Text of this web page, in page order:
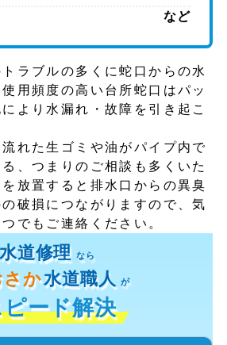
など
ラブルの多くに蛇口からの水
用頻度の高い台所蛇口はパッ
より水漏れ・故障を引き起こ
れた生ゴミや油がパイプ内で
、つまりのご相談も多くいた
放置すると排水口からの異臭
破損につながりますので、気
でもご連絡ください。
水道修理 なら
さか水道職人 が
ード解決